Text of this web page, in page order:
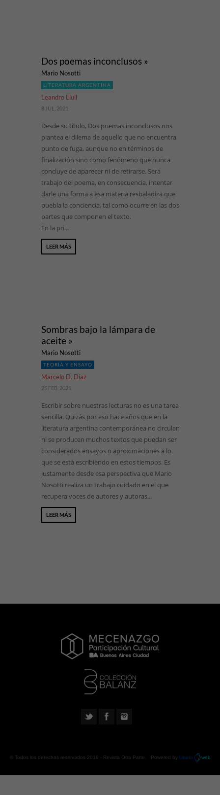
Dos poemas inconclusos »
Mario Nosotti
LITERATURA ARGENTINA
Leandro Llull
8 JUL, 2021
Desde su título, Dos poemas inconclusos nos
plantea el dilema de aquello que no encuentra
punto de fuga, aunque no en términos de
finalización sino como fenómeno que nunca
concluye de aparecer ni de retirarse. Será
trabajo del poema, en consecuencia, intentar
darle una forma a esa materia resbaladiza que
puebla la conciencia, tal como ocurre en las dos
partes que componen el texto.
En la pri...
LEER MÁS
Sombras bajo la lámpara de
aceite »
Mario Nosotti
TEORÍA Y ENSAYO
Marcelo D. Díaz
25 FEB, 2021
Escribir sobre nuestras lecturas no es una tarea
sencilla. Quizás por eso hace años que en la
literatura argentina contemporánea no circulan
ni se producen muchos textos que puedan ser
considerados ensayos o aproximaciones a lo
que se está escribiendo en estos tiempos. Es
justamente desde esa perspectiva que Mario
Nosotti realiza un trabajo cuidado en el que
recupera voces de autores y autoras...
LEER MÁS
© Todos los derechos reservados 2018 - Revista Otra Parte . Powered by Urano web